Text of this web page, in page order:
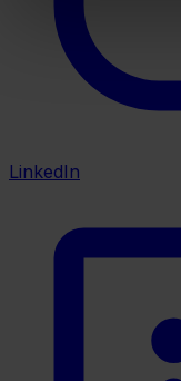
LinkedIn